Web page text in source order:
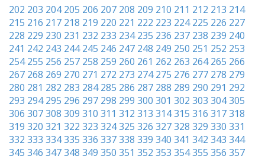
202 203 204 205 206 207 208 209 210 211 212 213 214
215 216 217 218 219 220 221 222 223 224 225 226 227
228 229 230 231 232 233 234 235 236 237 238 239 240
241 242 243 244 245 246 247 248 249 250 251 252 253
254 255 256 257 258 259 260 261 262 263 264 265 266
267 268 269 270 271 272 273 274 275 276 277 278 279
280 281 282 283 284 285 286 287 288 289 290 291 292
293 294 295 296 297 298 299 300 301 302 303 304305
306 307308 309 310 311 312 313 314315 316 317318
319 320 321 322 323 324325 326 327328 329 330 331
332 333 334335 336 337338 339 340 341 342 343 344
345 346 347348 349 350 351 352 353 354355 356 357